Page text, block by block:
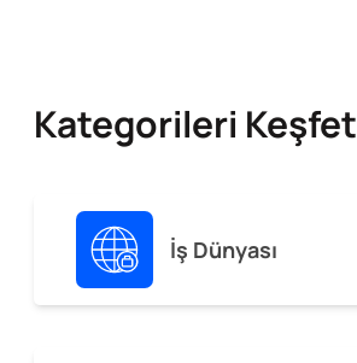
Kategorileri Keşfet
İş Dünyası